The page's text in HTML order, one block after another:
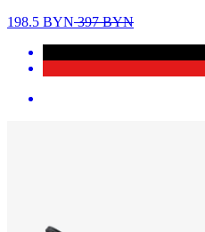
198.5 BYN397BYN